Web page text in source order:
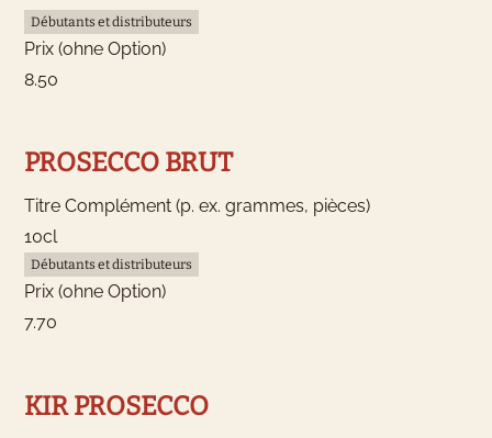
Débutants et distributeurs
Prix (ohne Option)
8.50
PROSECCO BRUT
Titre Complément (p. ex. grammes, pièces)
10cl
Débutants et distributeurs
Prix (ohne Option)
7.70
KIR PROSECCO